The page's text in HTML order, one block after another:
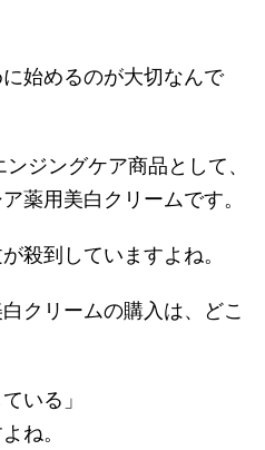
始めるのが大切なんで
ジングケア商品として、
薬用美白クリームです。
殺到していますよね。
クリームの購入は、どこ
いる」
ね。